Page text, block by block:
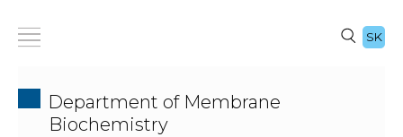
SK
Department of Membrane
Biochemistry